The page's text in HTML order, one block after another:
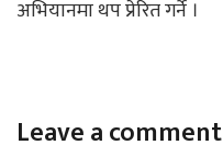
अभियानमा थप प्रेरित गर्ने ।
Leave a comment